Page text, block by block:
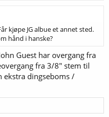
kjøpe JG albue et annet sted.
hånd i hanske?
Guest har overgang fra
fra 3/8" stem til
ekstra dingseboms /